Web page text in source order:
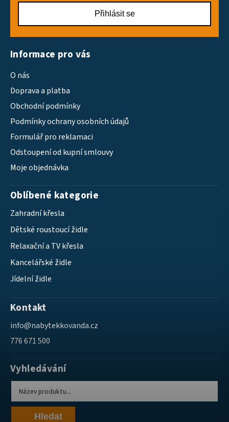
Přihlásit se
Informace pro vás
O nás
Doprava a platba
Obchodní podmínky
Podmínky ochrany osobních údajů
Formulář pro reklamaci
Odstoupení od kupní smlouvy
Moje objednávka
Oblíbené kategorie
Zahradní křesla
Dětské roustoucí židle
Relaxační a TV křesla
Kancelářské židle
Jídelní židle
Kontakt
info@nabytekkovanda.cz
776 671 500
Vyhledávání
Hledat